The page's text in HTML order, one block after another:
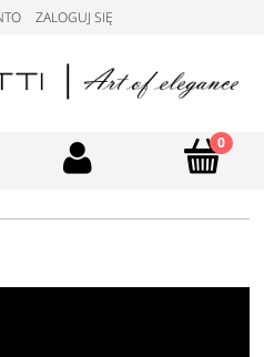
ZALOGUJ SIĘ